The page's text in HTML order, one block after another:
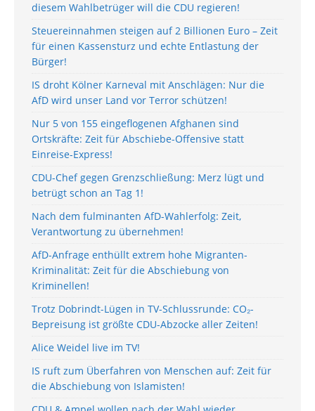
diesem Wahlbetrüger will die CDU regieren!
Steuereinnahmen steigen auf 2 Billionen Euro – Zeit
für einen Kassensturz und echte Entlastung der
Bürger!
IS droht Kölner Karneval mit Anschlägen: Nur die
AfD wird unser Land vor Terror schützen!
Nur 5 von 155 eingeflogenen Afghanen sind
Ortskräfte: Zeit für Abschiebe-Offensive statt
Einreise-Express!
CDU-Chef gegen Grenzschließung: Merz lügt und
betrügt schon an Tag 1!
Nach dem fulminanten AfD-Wahlerfolg: Zeit,
Verantwortung zu übernehmen!
AfD-Anfrage enthüllt extrem hohe Migranten-
Kriminalität: Zeit für die Abschiebung von
Kriminellen!
Trotz Dobrindt-Lügen in TV-Schlussrunde: CO₂-
Bepreisung ist größte CDU-Abzocke aller Zeiten!
Alice Weidel live im TV!
IS ruft zum Überfahren von Menschen auf: Zeit für
die Abschiebung von Islamisten!